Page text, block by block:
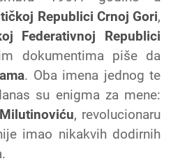
Republici Crnoj Gori,
Federativnoj Republici
dokumentima piše da
. Oba imena jednog te
su enigma za mene:
, revolucionaru
imao nikakvih dodirnih